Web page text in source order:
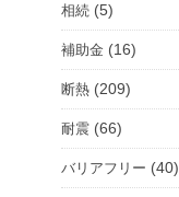
相続 (5)
補助金 (16)
断熱 (209)
耐震 (66)
バリアフリー (40)